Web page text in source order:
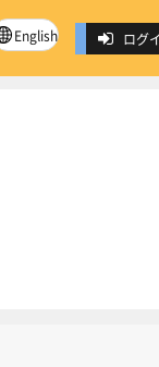
English ログ